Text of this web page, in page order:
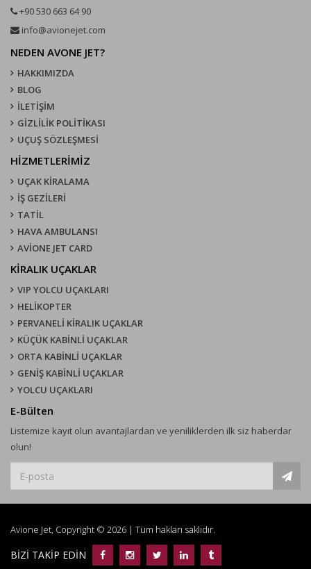
+90 530 663 64 90
info@avionejet.com
NEDEN AVONE JET?
HAKKIMIZDA
BLOG
İLETİŞİM
GİZLİLİK POLİTİKASI
UÇUŞ SÖZLEŞMESI
HİZMETLERİMİZ
UÇAK KIRALAMA
İŞ GEZİLERİ
TATİL
HAVA AMBULANSI
AVİONE JET CARD
KIRALIK UÇAKLAR
VIP YOLCU UÇAKLARI
HELİKOPTER
PERVANELİ KİRALIK UÇAKLAR
KÜÇÜK KABİNLİ UÇAKLAR
ORTA KABİNLİ UÇAKLAR
GENİŞ KABİNLİ UÇAKLAR
YOLCU UÇAKLARI
E-Bülten
Listemize kayıt olun avantajlardan ve yeniliklerden ilk siz haberdar
olun!
Avione Jet, Copyright © 2026 | Tüm hakları saklıdır.
BİZİ TAKİP EDİN